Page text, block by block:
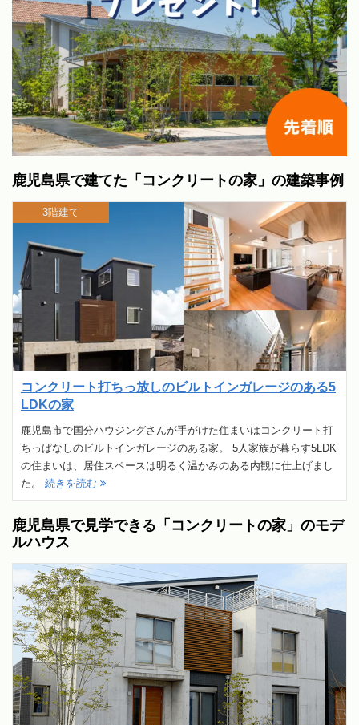
鹿児島県で建てた「コンクリートの家」の建築事例
コンクリート打ちっ放しのビルトインガレージのある5
LDKの家
鹿児島市で国分ハウジングさんが手がけた住まいはコンクリート打
ちっぱなしのビルトインガレージのある家。 5人家族が暮らす5LDK
の住まいは、居住スペースは明るく温かみのある内観に仕上げまし
た。 続きを読む
3階建て
鹿児島県で見学できる「コンクリートの家」のモデ
ルハウス